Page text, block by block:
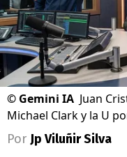
© Gemini IA Juan
Michael Clark y la U
Por Jp Viluñir Silva